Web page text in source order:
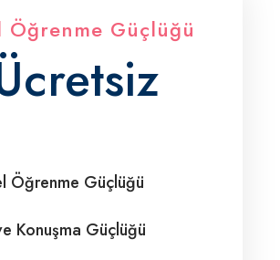
Öğrenme Güçlüğü
Öğrenme Güçlüğü
Konuşma Güçlüğü